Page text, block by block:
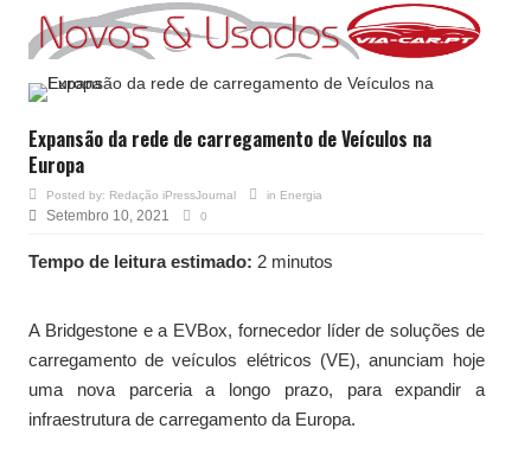
Expansão da rede de carregamento de Veículos na
Europa
Posted by: Redação iPressJournal in Energia
Setembro 10, 2021 0
Tempo de leitura estimado: 2 minutos
A Bridgestone e a EVBox, fornecedor líder de soluções de
carregamento de veículos elétricos (VE), anunciam hoje
uma nova parceria a longo prazo, para expandir a
infraestrutura de carregamento da Europa.